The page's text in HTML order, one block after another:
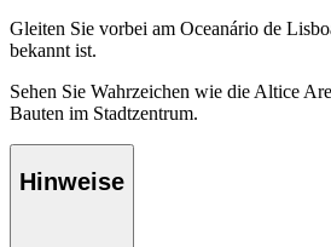
Gleiten Sie vorbei am Oceanário de
bekannt ist.
Sehen Sie Wahrzeichen wie die Altice
Bauten im Stadtzentrum.
Hinweise